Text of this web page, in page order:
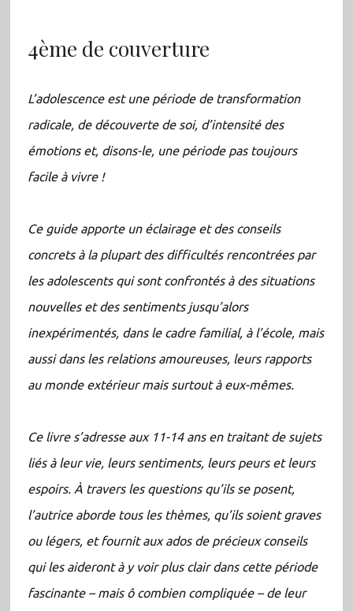
4ème de couverture
L’adolescence est une période de transformation
radicale, de découverte de soi, d’intensité des
émotions et, disons-le, une période pas toujours
facile à vivre !
Ce guide apporte un éclairage et des conseils
concrets à la plupart des difficultés rencontrées par
les adolescents qui sont confrontés à des situations
nouvelles et des sentiments jusqu’alors
inexpérimentés, dans le cadre familial, à l’école, mais
aussi dans les relations amoureuses, leurs rapports
au monde extérieur mais surtout à eux-mêmes.
Ce livre s’adresse aux 11-14 ans en traitant de sujets
liés à leur vie, leurs sentiments, leurs peurs et leurs
espoirs. À travers les questions qu’ils se posent,
l’autrice aborde tous les thèmes, qu’ils soient graves
ou légers, et fournit aux ados de précieux conseils
qui les aideront à y voir plus clair dans cette période
fascinante – mais ô combien compliquée – de leur